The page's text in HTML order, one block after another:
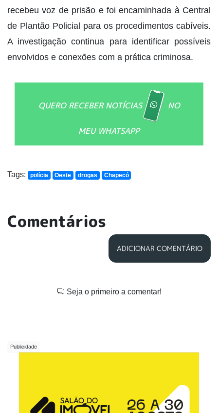
recebeu voz de prisão e foi encaminhada à Central
de Plantão Policial para os procedimentos cabíveis.
A investigação continua para identificar possíveis
envolvidos e conexões com a prática criminosa.
QUERO RECEBER NOTÍCIAS NO
MEU WHATSAPP
Tags: polícia Oeste drogas Chapecó
Comentários
ADICIONAR COMENTÁRIO
Seja o primeiro a comentar!